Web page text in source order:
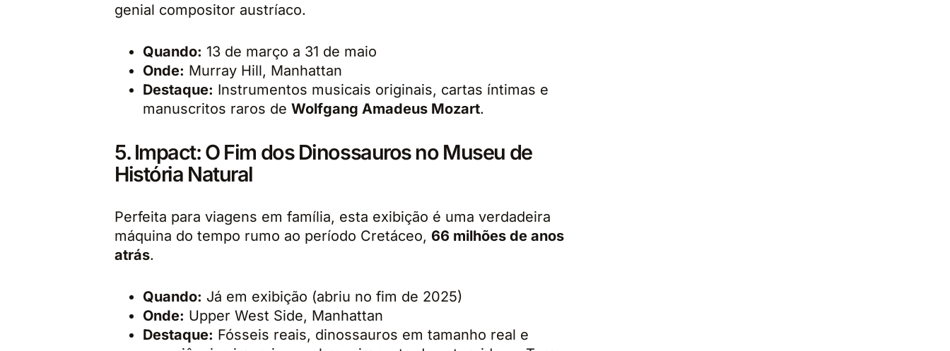
genial compositor austríaco.
Quando: 13 de março a 31 de maio
Onde: Murray Hill, Manhattan
Destaque: Instrumentos musicais originais, cartas íntimas e
manuscritos raros de Wolfgang Amadeus Mozart.
5. Impact: O Fim dos Dinossauros no Museu de
História Natural
Perfeita para viagens em família, esta exibição é uma verdadeira
máquina do tempo rumo ao período Cretáceo, 66 milhões de anos
atrás.
Quando: Já em exibição (abriu no fim de 2025)
Onde: Upper West Side, Manhattan
Destaque: Fósseis reais, dinossauros em tamanho real e